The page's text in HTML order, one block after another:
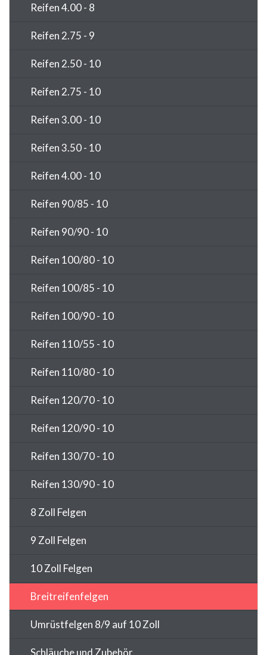
Reifen 4.00 - 8
Reifen 2.75 - 9
Reifen 2.50 - 10
Reifen 2.75 - 10
Reifen 3.00 - 10
Reifen 3.50 - 10
Reifen 4.00 - 10
Reifen 90/85 - 10
Reifen 90/90 - 10
Reifen 100/80 - 10
Reifen 100/85 - 10
Reifen 100/90 - 10
Reifen 110/55 - 10
Reifen 110/80 - 10
Reifen 120/70 - 10
Reifen 120/90 - 10
Reifen 130/70 - 10
Reifen 130/90 - 10
8 Zoll Felgen
9 Zoll Felgen
10 Zoll Felgen
Breitreifenfelgen
Umrüstfelgen 8/9 auf 10 Zoll
Schläuche und Zubehör